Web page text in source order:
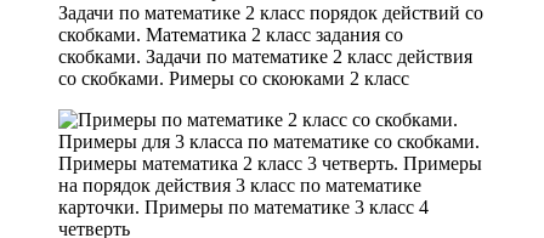
Задачи по математике 2 класс порядок действий со
скобками. Математика 2 класс задания со
скобками. Задачи по математике 2 класс действия
со скобками. Римеры со скоюками 2 класс